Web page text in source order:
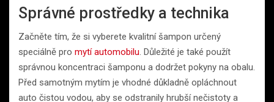
Správné prostředky a technika
Začněte tím, že si vyberete kvalitní šampon určený
speciálně pro mytí automobilu. Důležité je také použít
správnou koncentraci šamponu a dodržet pokyny na obalu.
Před samotným mytím je vhodné důkladně opláchnout
auto čistou vodou, aby se odstranily hrubší nečistoty a